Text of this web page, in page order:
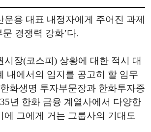
운용 대표 내정자에게 주어진 과제
경쟁력 강화’다.
시장(코스피) 상황에 대한 적시 대
내에서의 입지를 공고히 할 임무
화생명 투자부문장과 한화투자증
년 한화 금융 계열사에서 다양한
에 그에게 거는 그룹사의 기대도